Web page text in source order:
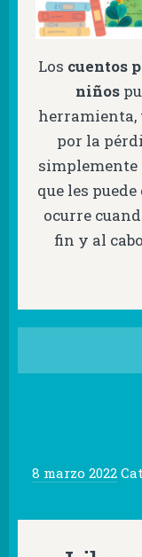
Los cuentos
niños
herramienta,
por la
simplemente
que les
ocurre
fin y al
8 marzo 2022